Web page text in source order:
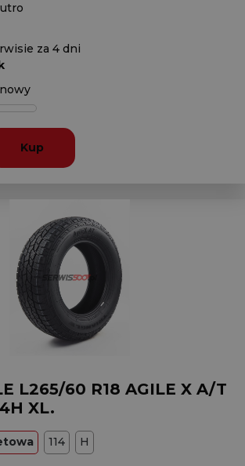
za 4 dni
Kup
L265/60 R18 AGILE X A/T
XL.
114 H